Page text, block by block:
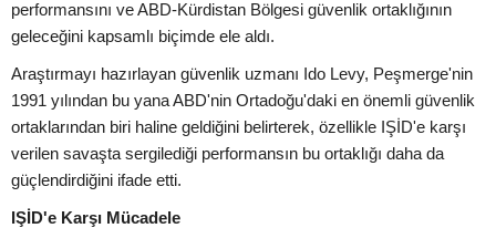
performansını ve ABD-Kürdistan Bölgesi güvenlik ortaklığının
geleceğini kapsamlı biçimde ele aldı.
Araştırmayı hazırlayan güvenlik uzmanı Ido Levy, Peşmerge'nin
1991 yılından bu yana ABD'nin Ortadoğu'daki en önemli güvenlik
ortaklarından biri haline geldiğini belirterek, özellikle IŞİD'e karşı
verilen savaşta sergilediği performansın bu ortaklığı daha da
güçlendirdiğini ifade etti.
IŞİD'e Karşı Mücadele